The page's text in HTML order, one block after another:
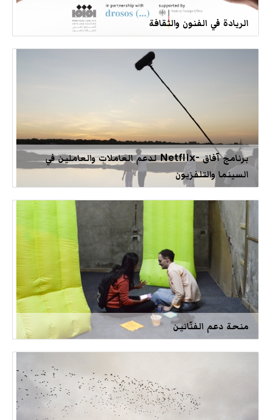
الريادة في الفنون والثقافة
برنامج آفاق -Netflix لدعم العاملات والعاملين في
السينما والتلفزيون
منحة دعم الفنّانين